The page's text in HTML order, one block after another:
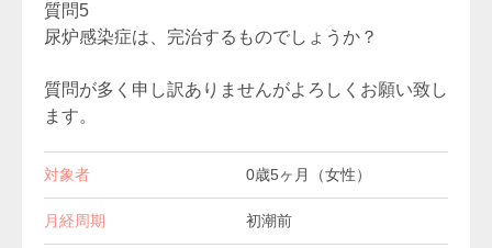
質問5
尿炉感染症は、完治するものでしょうか？
質問が多く申し訳ありませんがよろしくお願い致し
ます。
対象者 0歳5ヶ月（女性）
月経周期 初潮前